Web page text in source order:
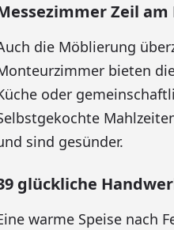
Zeil am
die Möblierung
bieten
oder
sind gesünder.
glückliche
warme Speise nach